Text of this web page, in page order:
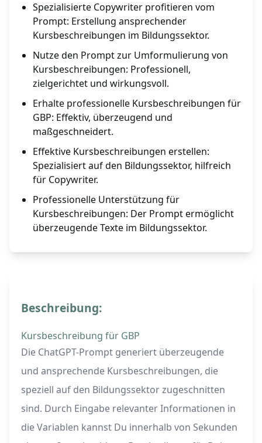
Spezialisierte Copywriter profitieren vom
Prompt: Erstellung ansprechender
Kursbeschreibungen im Bildungssektor.
Nutze den Prompt zur Umformulierung von
Kursbeschreibungen: Professionell,
zielgerichtet und wirkungsvoll.
Erhalte professionelle Kursbeschreibungen für
GBP: Effektiv, überzeugend und
maßgeschneidert.
Effektive Kursbeschreibungen erstellen:
Spezialisiert auf den Bildungssektor, hilfreich
für Copywriter.
Professionelle Unterstützung für
Kursbeschreibungen: Der Prompt ermöglicht
überzeugende Texte im Bildungssektor.
Beschreibung:
Kursbeschreibung für GBP
Die ChatGPT-Prompt generiert überzeugende
und ansprechende Kursbeschreibungen, die
speziell auf den Bildungssektor zugeschnitten
sind. Durch Eingabe relevanter Informationen in
die Variablen kannst Du innerhalb von Sekunden